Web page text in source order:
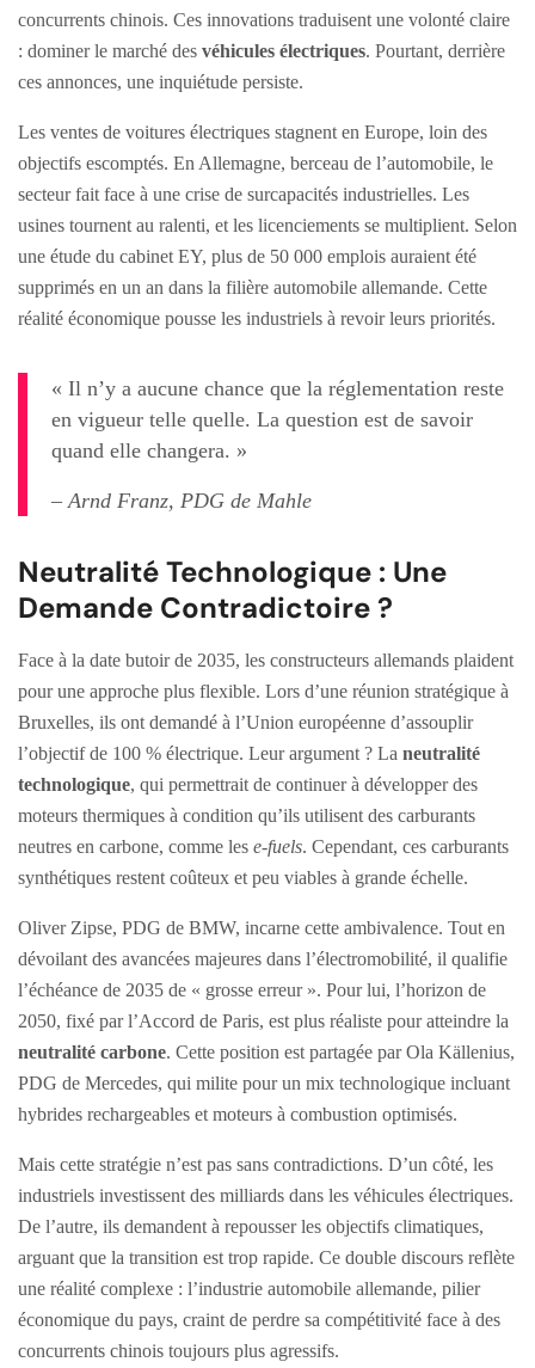
concurrents chinois. Ces innovations traduisent une volonté claire
: dominer le marché des véhicules électriques. Pourtant, derrière
ces annonces, une inquiétude persiste.
Les ventes de voitures électriques stagnent en Europe, loin des
objectifs escomptés. En Allemagne, berceau de l’automobile, le
secteur fait face à une crise de surcapacités industrielles. Les
usines tournent au ralenti, et les licenciements se multiplient. Selon
une étude du cabinet EY, plus de 50 000 emplois auraient été
supprimés en un an dans la filière automobile allemande. Cette
réalité économique pousse les industriels à revoir leurs priorités.
« Il n’y a aucune chance que la réglementation reste
en vigueur telle quelle. La question est de savoir
quand elle changera. »
– Arnd Franz, PDG de Mahle
Neutralité Technologique : Une
Demande Contradictoire ?
Face à la date butoir de 2035, les constructeurs allemands plaident
pour une approche plus flexible. Lors d’une réunion stratégique à
Bruxelles, ils ont demandé à l’Union européenne d’assouplir
l’objectif de 100 % électrique. Leur argument ? La neutralité
technologique, qui permettrait de continuer à développer des
moteurs thermiques à condition qu’ils utilisent des carburants
neutres en carbone, comme les e-fuels. Cependant, ces carburants
synthétiques restent coûteux et peu viables à grande échelle.
Oliver Zipse, PDG de BMW, incarne cette ambivalence. Tout en
dévoilant des avancées majeures dans l’électromobilité, il qualifie
l’échéance de 2035 de « grosse erreur ». Pour lui, l’horizon de
2050, fixé par l’Accord de Paris, est plus réaliste pour atteindre la
neutralité carbone. Cette position est partagée par Ola Källenius,
PDG de Mercedes, qui milite pour un mix technologique incluant
hybrides rechargeables et moteurs à combustion optimisés.
Mais cette stratégie n’est pas sans contradictions. D’un côté, les
industriels investissent des milliards dans les véhicules électriques.
De l’autre, ils demandent à repousser les objectifs climatiques,
arguant que la transition est trop rapide. Ce double discours reflète
une réalité complexe : l’industrie automobile allemande, pilier
économique du pays, craint de perdre sa compétitivité face à des
concurrents chinois toujours plus agressifs.